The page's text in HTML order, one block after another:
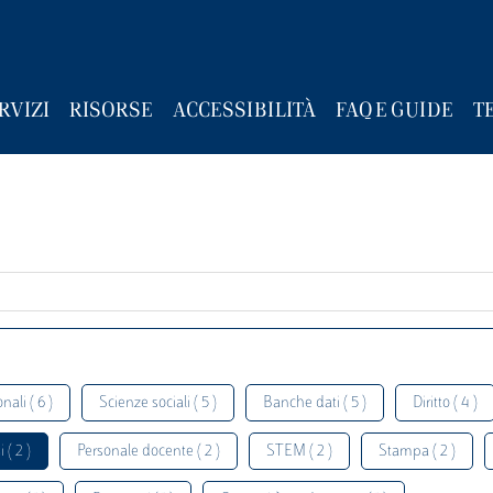
RISORSE ACCESSIBILITÀ FAQ E GUIDE
( 6 ) Scienze sociali ( 5 ) Banche dati ( 5 ) Diritto ( 4 )
( 2 ) Personale docente ( 2 ) STEM ( 2 ) Stampa ( 2 )